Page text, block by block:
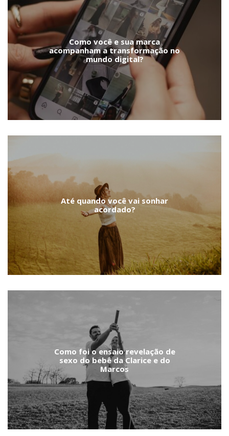
Como você e sua marca
acompanham a transformação no
mundo digital?
Até quando você vai sonhar
acordado?
Como foi o ensaio revelação de
sexo do bebê da Clarice e do
Marcos